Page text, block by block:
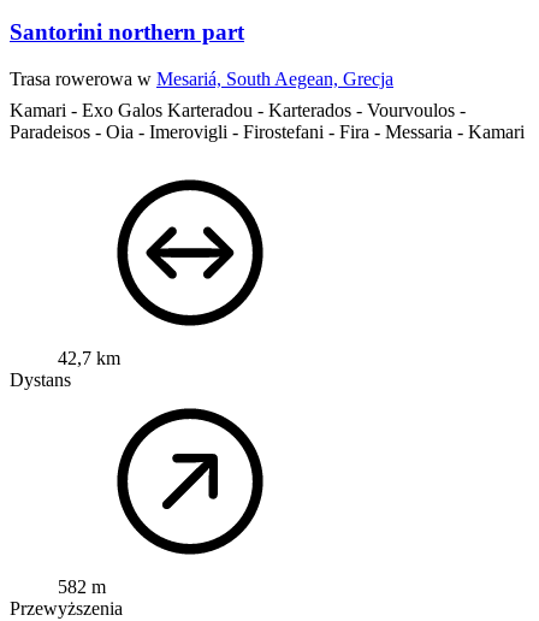
Santorini northern part
Trasa rowerowa w Mesariá, South Aegean, Grecja
Kamari - Exo Galos Karteradou - Karterados - Vourvoulos -
Paradeisos - Oia - Imerovigli - Firostefani - Fira - Messaria - Kamari
42,7 km
Dystans
582 m
Przewyższenia